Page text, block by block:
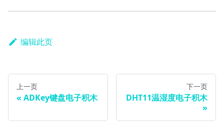
编辑此页
上一页
ADKey键盘电子积木
下一页
DHT11温湿度电子积木